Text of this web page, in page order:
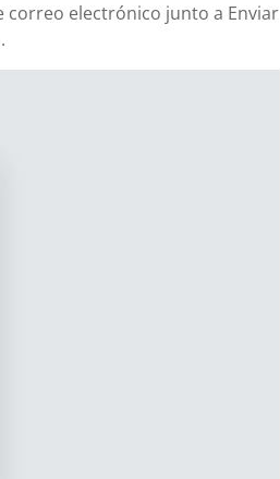
correo electrónico junto a Enviar